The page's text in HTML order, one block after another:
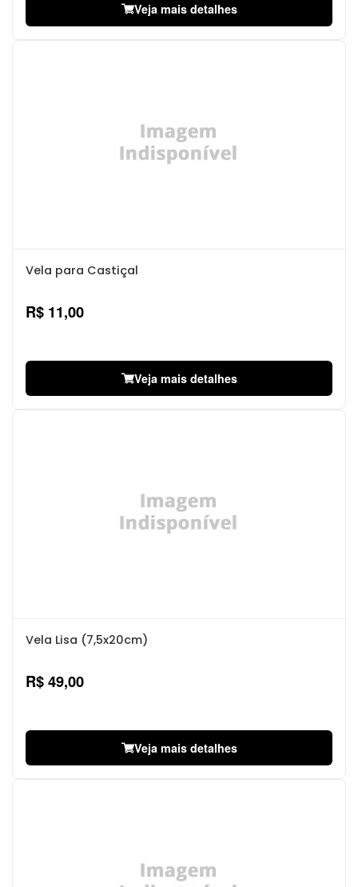
Veja mais detalhes
Vela para Castiçal
R$ 11,00
Veja mais detalhes
Vela Lisa (7,5x20cm)
R$ 49,00
Veja mais detalhes